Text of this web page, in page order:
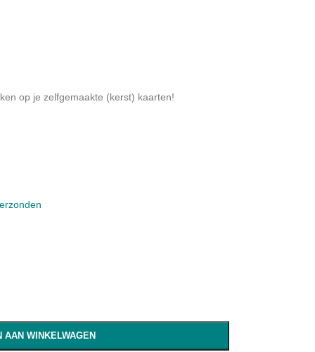
op je zelfgemaakte (kerst) kaarten!
AAN WINKELWAGEN